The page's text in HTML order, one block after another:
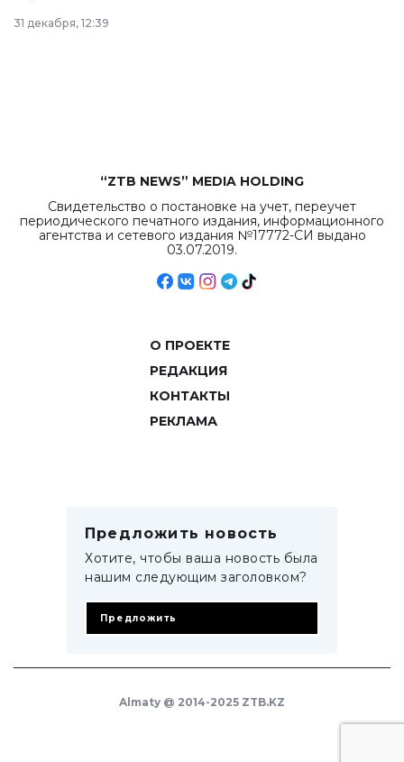
в Астане из
республиканского
31 декабря, 12:39
“ZTB NEWS” MEDIA HOLDING
Свидетельство о постановке на учет, переучет
периодического печатного издания, информационного
агентства и сетевого издания №17772-СИ выдано
03.07.2019.
О ПРОЕКТЕ
РЕДАКЦИЯ
КОНТАКТЫ
РЕКЛАМА
Предложить новость
Хотите, чтобы ваша новость была
нашим следующим заголовком?
Предложить
Almaty @ 2014-2025 ZTB.KZ